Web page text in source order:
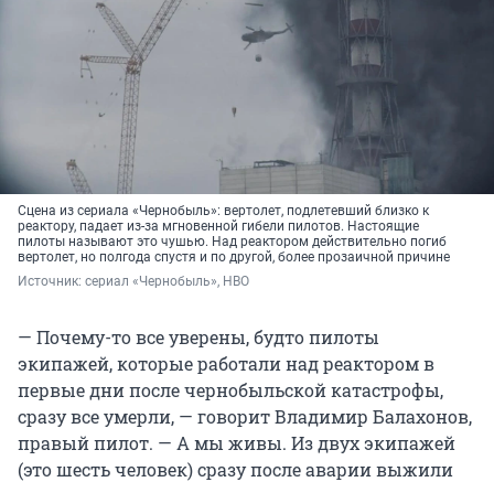
Сцена из сериала «Чернобыль»: вертолет, подлетевший близко к
реактору, падает из-за мгновенной гибели пилотов. Настоящие
пилоты называют это чушью. Над реактором действительно погиб
вертолет, но полгода спустя и по другой, более прозаичной причине
Источник: сериал «Чернобыль», HBO
— Почему-то все уверены, будто пилоты
экипажей, которые работали над реактором в
первые дни после чернобыльской катастрофы,
сразу все умерли, — говорит Владимир Балахонов,
правый пилот. — А мы живы. Из двух экипажей
(это шесть человек) сразу после аварии выжили